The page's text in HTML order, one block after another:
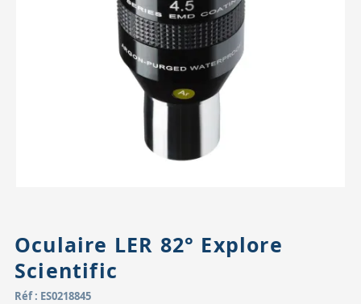
Accessoires pour montures
Pièces détachées
Oculaire LER 82° Explore
Scientific
Réf : ES0218845